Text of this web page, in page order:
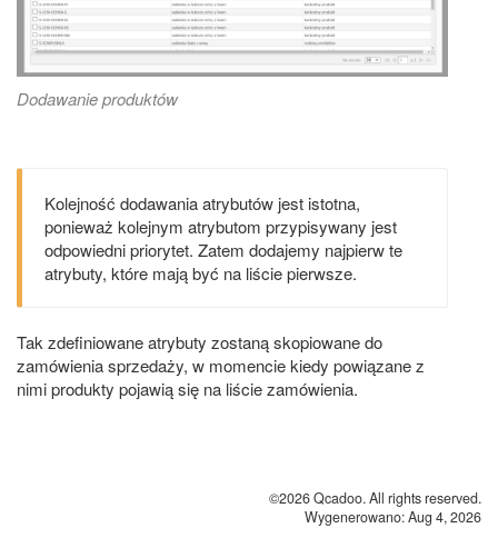
Dodawanie produktów
Kolejność dodawania atrybutów jest istotna,
ponieważ kolejnym atrybutom przypisywany jest
odpowiedni priorytet. Zatem dodajemy najpierw te
atrybuty, które mają być na liście pierwsze.
Tak zdefiniowane atrybuty zostaną skopiowane do
zamówienia sprzedaży, w momencie kiedy powiązane z
nimi produkty pojawią się na liście zamówienia.
©2026 Qcadoo. All rights reserved.
Wygenerowano: Aug 4, 2026